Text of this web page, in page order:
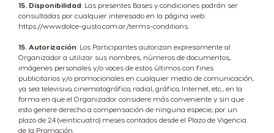
15. Disponibilidad: Las presentes Bases y condiciones podrán ser
consultadas por cualquier interesado en la página web:
https://www.dolce-gusto.com.ar/terms-conditions.
15. Autorización: Los Participantes autorizan expresamente al
Organizador a utilizar sus nombres, números de documentos,
imágenes personales y/o voces de estos últimos con fines
publicitarios y/o promocionales en cualquier medio de comunicación,
ya sea televisivo, cinematográfico, radial, gráfico, Internet, etc., en la
forma en que el Organizador considere más conveniente y sin que
esto genere derecho a compensación de ninguna especie, por un
plazo de 24 (veinticuatro) meses contados desde el Plazo de Vigencia
de la Promoción.